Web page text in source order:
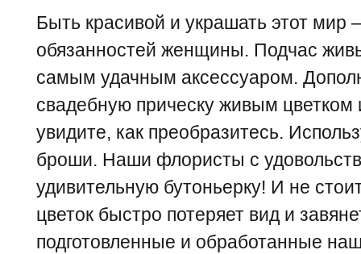
Быть красивой и украшать этот мир
обязанностей женщины. Подчас
самым удачным аксессуаром.
свадебную прическу живым
увидите, как преобразитесь.
броши. Наши флористы с
удивительную бутоньерку! И не
цветок быстро потеряет вид и
подготовленные и обработанные